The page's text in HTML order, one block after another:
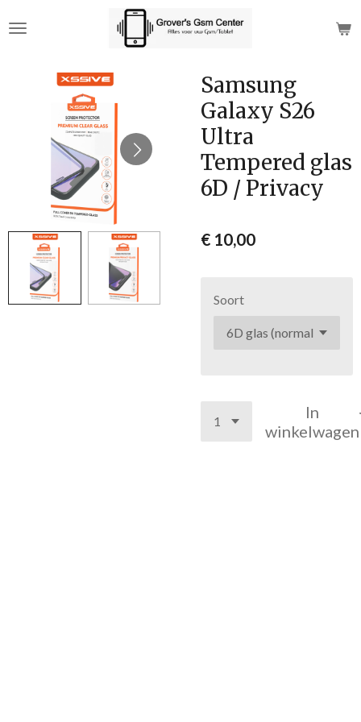
direct
hoofdinhoud
Samsung
Galaxy S26
Ultra
Tempered glas
6D / Privacy
€ 10,00
Soort
In
winkelwagen